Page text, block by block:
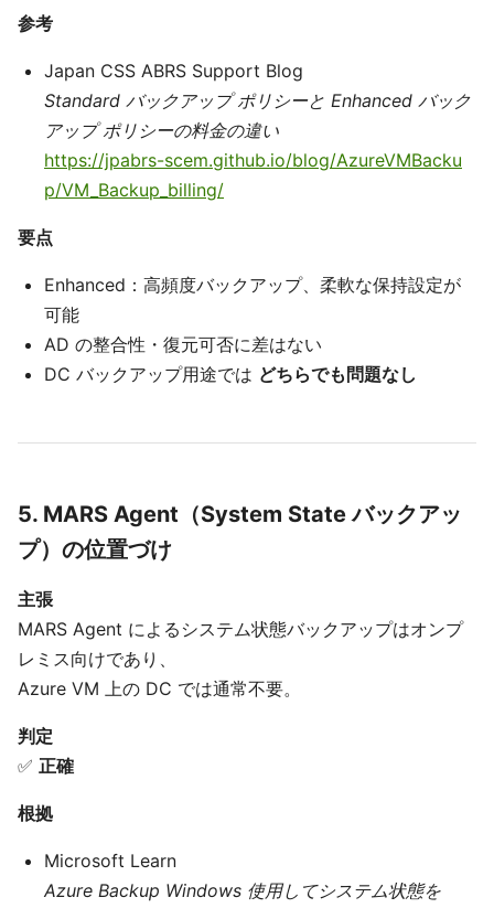
参考
Japan CSS ABRS Support Blog
Standard バックアップ ポリシーと Enhanced バック
アップ ポリシーの料金の違い
https://jpabrs-scem.github.io/blog/AzureVMBacku
p/VM_Backup_billing/
要点
Enhanced：高頻度バックアップ、柔軟な保持設定が
可能
AD の整合性・復元可否に差はない
DC バックアップ用途では どちらでも問題なし
5. MARS Agent（System State バックアッ
プ）の位置づけ
主張
MARS Agent によるシステム状態バックアップはオンプ
レミス向けであり、
Azure VM 上の DC では通常不要。
判定
✅ 正確
根拠
Microsoft Learn
Azure Backup Windows 使用してシステム状態を